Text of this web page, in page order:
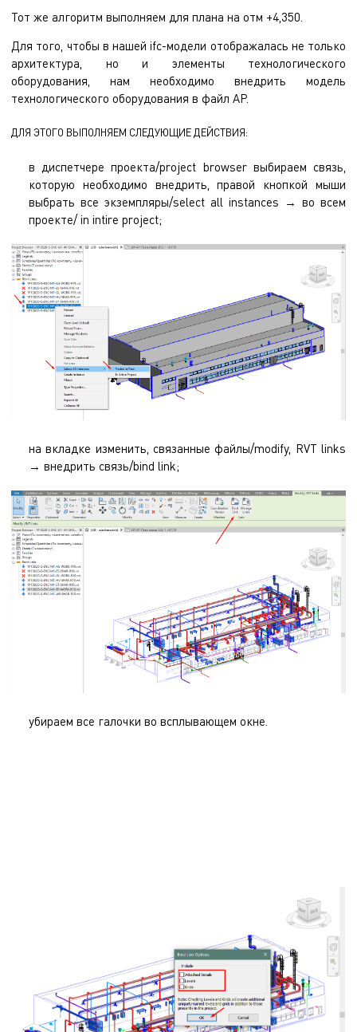
Тот же алгоритм выполняем для плана на отм +4,350.
Для того, чтобы в нашей ifc-модели отображалась не только
архитектура, но и элементы технологического
оборудования, нам необходимо внедрить модель
технологического оборудования в файл АР.
ДЛЯ ЭТОГО ВЫПОЛНЯЕМ СЛЕДУЮЩИЕ ДЕЙСТВИЯ:
в диспетчере проекта/project browser выбираем связь,
которую необходимо внедрить, правой кнопкой мыши
выбрать все экземпляры/select all instances → во всем
проекте/ in intire project;
на вкладке изменить, связанные файлы/modify, RVT links
→ внедрить связь/bind link;
убираем все галочки во всплывающем окне.